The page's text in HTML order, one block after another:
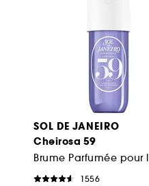
SOL DE JANEIRO
Cheirosa 59
1556